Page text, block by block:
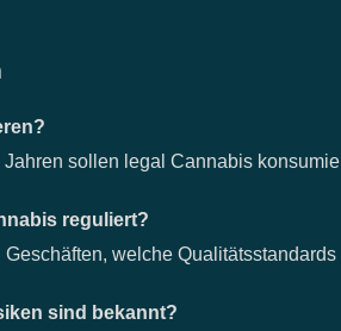
sollen legal Cannabis
reguliert?
welche
sind bekannt?